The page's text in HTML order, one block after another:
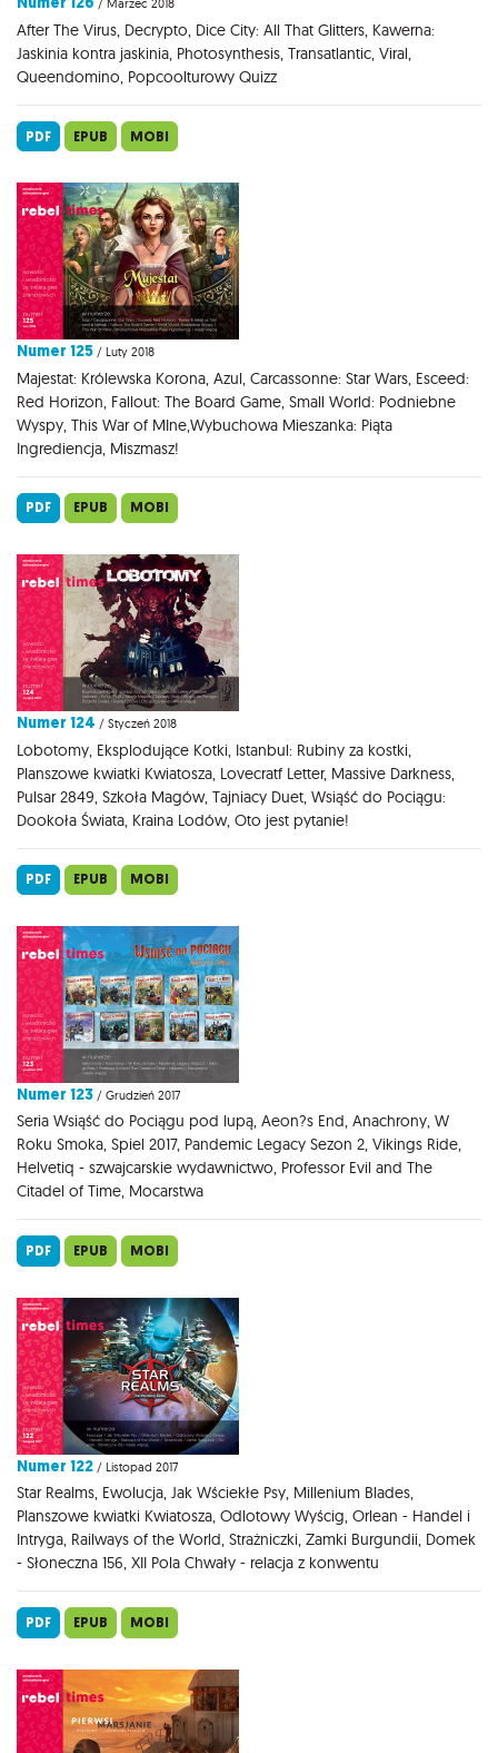
/ Marzec 2018
After The Virus, Decrypto, Dice City: All That Glitters, Kawerna:
Jaskinia kontra jaskinia, Photosynthesis, Transatlantic, Viral,
Queendomino, Popcoolturowy Quizz
PDF EPUB MOBI
Numer 125 / Luty 2018
Majestat: Królewska Korona, Azul, Carcassonne: Star Wars, Esceed:
Red Horizon, Fallout: The Board Game, Small World: Podniebne
Wyspy, This War of MIne,Wybuchowa Mieszanka: Piąta
Ingrediencja, Miszmasz!
PDF EPUB MOBI
Numer 124 / Styczeń 2018
Lobotomy, Eksplodujące Kotki, Istanbul: Rubiny za kostki,
Planszowe kwiatki Kwiatosza, Lovecratf Letter, Massive Darkness,
Pulsar 2849, Szkoła Magów, Tajniacy Duet, Wsiąść do Pociągu:
Dookoła Świata, Kraina Lodów, Oto jest pytanie!
PDF EPUB MOBI
Numer 123 / Grudzień 2017
Seria Wsiąść do Pociągu pod lupą, Aeon?s End, Anachrony, W
Roku Smoka, Spiel 2017, Pandemic Legacy Sezon 2, Vikings Ride,
Helvetiq - szwajcarskie wydawnictwo, Professor Evil and The
Citadel of Time, Mocarstwa
PDF EPUB MOBI
Numer 122 / Listopad 2017
Star Realms, Ewolucja, Jak Wściekłe Psy, Millenium Blades,
Planszowe kwiatki Kwiatosza, Odlotowy Wyścig, Orlean - Handel i
Intryga, Railways of the World, Strażniczki, Zamki Burgundii, Domek
- Słoneczna 156, XII Pola Chwały - relacja z konwentu
PDF EPUB MOBI